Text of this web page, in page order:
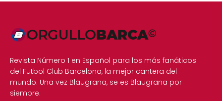
Revista Número 1 en Español para los más fanáticos
del Futbol Club Barcelona, la mejor cantera del
mundo. Una vez Blaugrana, se es Blaugrana por
siempre.